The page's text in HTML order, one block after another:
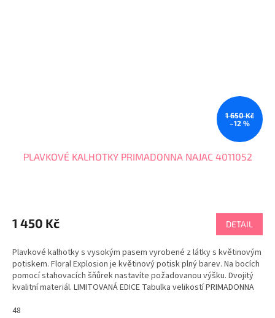
1 650 Kč
–12 %
PLAVKOVÉ KALHOTKY PRIMADONNA NAJAC 4011052
1 450 Kč DETAIL
Plavkové kalhotky s vysokým pasem vyrobené z látky s květinovým
potiskem. Floral Explosion je květinový potisk plný barev. Na bocích
pomocí stahovacích šňůrek nastavíte požadovanou výšku. Dvojitý
kvalitní materiál. LIMITOVANÁ EDICE Tabulka velikostí PRIMADONNA
48